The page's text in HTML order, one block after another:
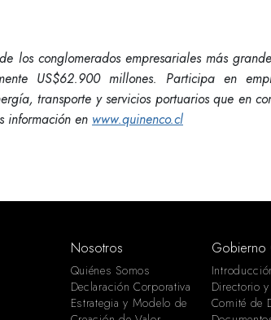
los conglomerados empresariales más
US$62.900 millones. Participa en
transporte y servicios portuarios que en
información en www.quinenco.cl
Nosotros
Quiénes Somos
Declaración Corporativa
Estrategia y Modelo de
Gobierno
Directorio
Comité de